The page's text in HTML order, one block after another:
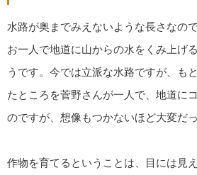
水路が奥までみえないような長さなの
お一人で地道に山からの水をくみ上げ
うです。今では立派な水路ですが、も
たところを菅野さんが一人で、地道に
のですが、想像もつかないほど大変だ
作物を育てるということは、目には見